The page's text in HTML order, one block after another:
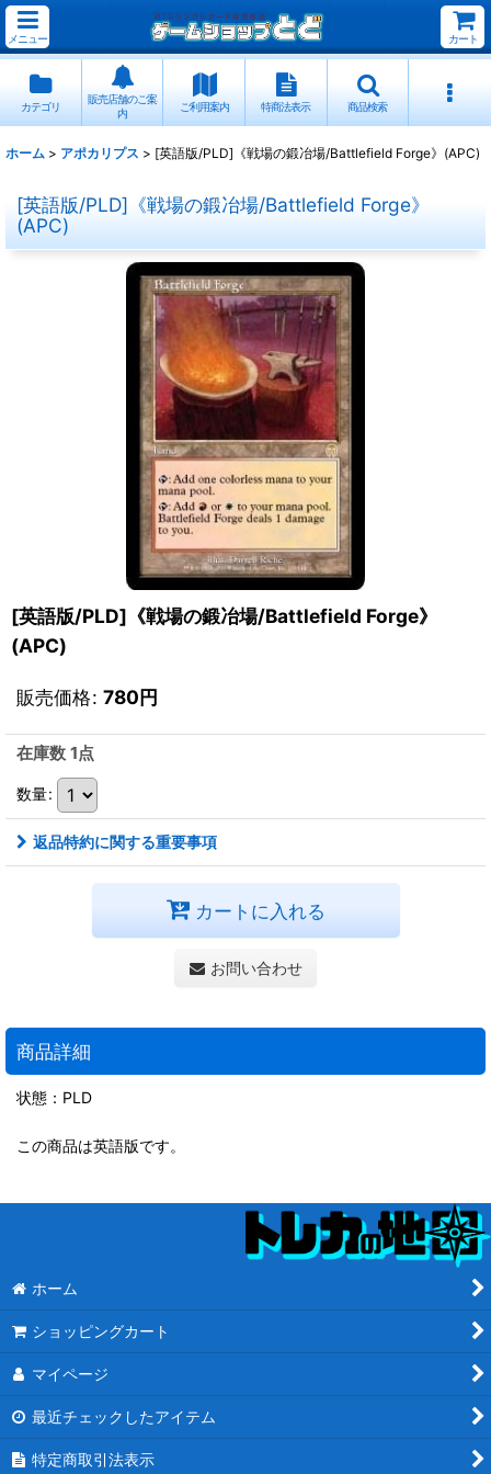
メニュー カート
カテゴリ
販売店舗のご案
内
ご利用案内 特商法表示 商品検索
ホーム > アポカリプス > [英語版/PLD]《戦場の鍛冶場/Battlefield Forge》(APC)
[英語版/PLD]《戦場の鍛冶場/Battlefield Forge》
(APC)
[英語版/PLD]《戦場の鍛冶場/Battlefield Forge》
(APC)
販売価格: 780円
在庫数 1点
数量:
返品特約に関する重要事項
カートに入れる
お問い合わせ
商品詳細
状態：PLD
この商品は英語版です。
ホーム
ショッピングカート
マイページ
最近チェックしたアイテム
特定商取引法表示